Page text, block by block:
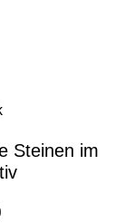
Steinen im